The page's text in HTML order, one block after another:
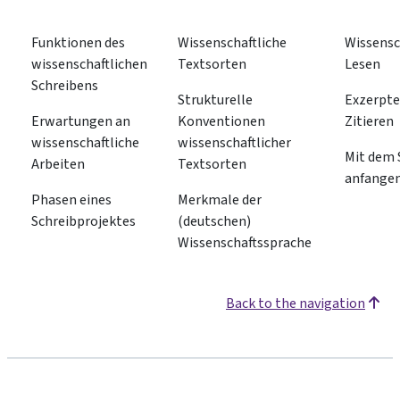
Funktionen des
wissenschaftlichen
Schreibens
Erwartungen an
wissenschaftliche
Arbeiten
Phasen eines
Schreibprojektes
Wissenschaftliche
Textsorten
Strukturelle
Konventionen
wissenschaftlicher
Textsorten
Merkmale der
(deutschen)
Wissenschaftssprache
Lesen
Zitieren
Mit dem
Back to the navigation